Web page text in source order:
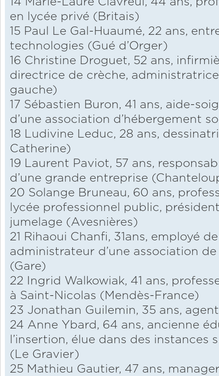
en lycée privé (Britais)
15 Paul Le Gal-Huaumé, 22 ans,
technologies (Gué d’Orger)
16 Christine Droguet, 52 ans,
directrice de crèche,
gauche)
17 Sébastien Buron, 41 ans, aide-
d’une association d’hébergement
18 Ludivine Leduc, 28 ans,
Catherine)
19 Laurent Paviot, 57 ans,
d’une grande entreprise
20 Solange Bruneau, 60 ans,
lycée professionnel public,
jumelage (Avesnières)
21 Rihaoui Chanfi, 31ans, employé
administrateur d’une association
(Gare)
22 Ingrid Walkowiak, 41 ans,
à Saint-Nicolas (Mendès-France)
23 Jonathan Guilemin, 35 ans,
24 Anne Ybard, 64 ans, ancienne
l’insertion, élue dans des
(Le Gravier)
25 Mathieu Gautier, 47 ans,